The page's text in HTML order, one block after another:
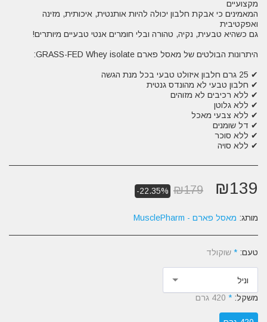
המאמינים כי אבקת חלבון יכולה להיות אותנטית, איכותית, מזינה
✔ ללא סויה
₪139
₪179
-22.35%
מותג: מאסל פארם - MusclePharm
טעם: * שוקולד
וניל
משקל: * 420 גרם